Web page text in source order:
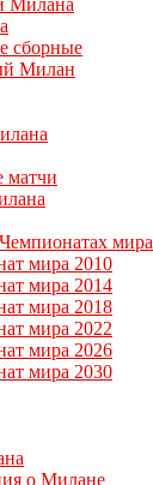
Милана
сборные
Милан
матчи
мира
мира 2010
мира 2014
мира 2018
мира 2022
мира 2026
мира 2030
о Милане